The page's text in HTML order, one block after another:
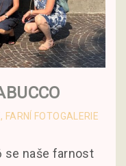
FARNÍ FOTOGALERIE
se naše farnost